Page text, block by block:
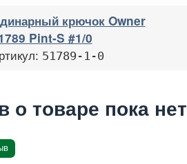
крючок Owner
Pint-S #1/0
51789-1-0
о товаре пока нет